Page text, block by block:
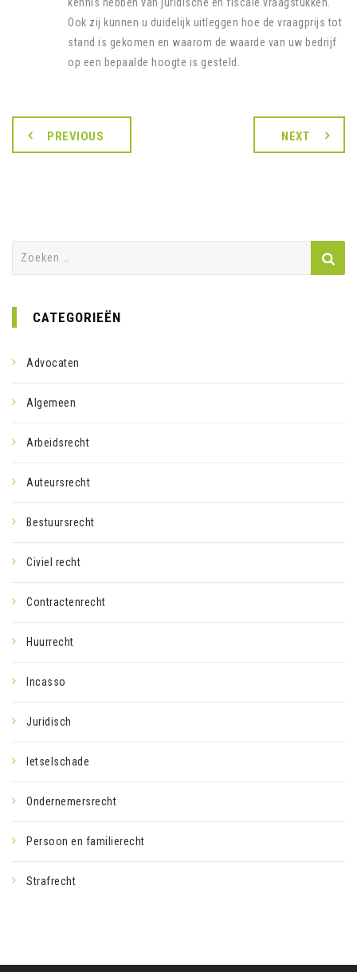
Ook zij kunnen u duidelijk uitleggen hoe de vraagprijs tot
stand is gekomen en waarom de waarde van uw bedrijf
op een bepaalde hoogte is gesteld.
PREVIOUS NEXT
CATEGORIEËN
Advocaten
Algemeen
Arbeidsrecht
Auteursrecht
Bestuursrecht
Civiel recht
Contractenrecht
Huurrecht
Incasso
Juridisch
letselschade
Ondernemersrecht
Persoon en familierecht
Strafrecht